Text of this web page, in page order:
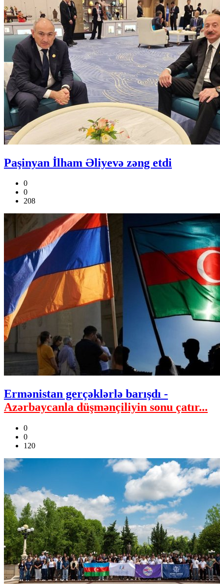
Paşinyan İlham Əliyevə zəng etdi
0
0
208
Ermənistan gerçəklərlə barışdı -
Azərbaycanla düşmənçiliyin sonu çatır...
0
0
120